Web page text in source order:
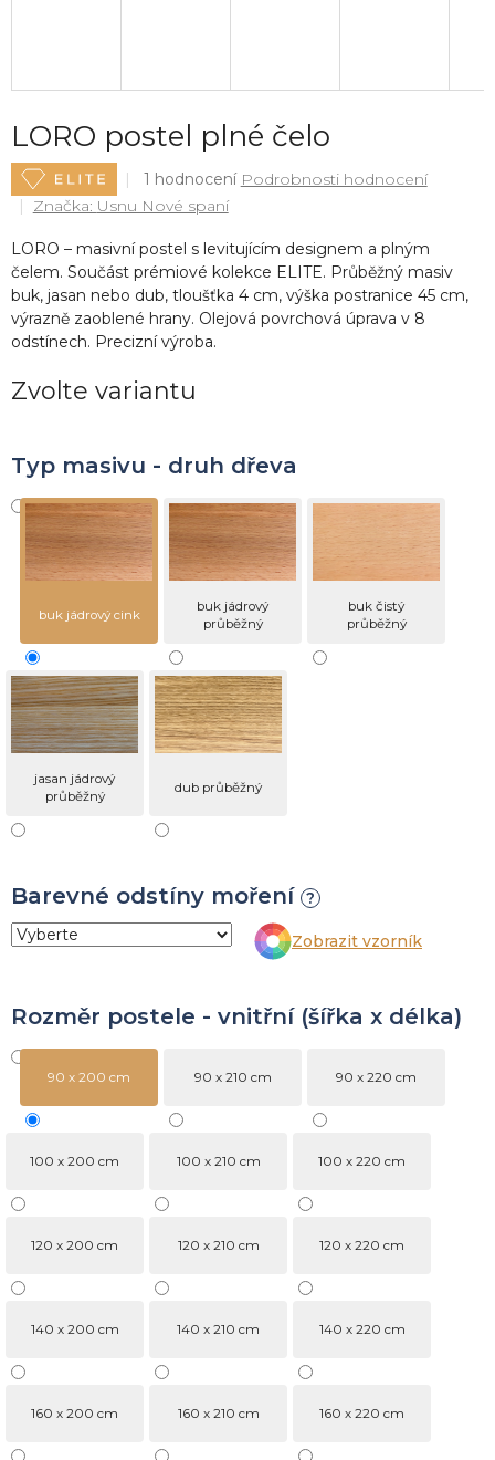
LORO postel plné čelo
Průměrné
hodnocení
produktu
je
5,0
z
5
hvězdiček.
1 hodnocení Podrobnosti hodnocení
Značka: Usnu Nové spaní
Zvolte variantu
Typ masivu - druh dřeva
buk jádrový cink
buk jádrový
průběžný
buk čistý
průběžný
jasan jádrový
průběžný
dub průběžný
Rozměr postele - vnitřní (šířka x délka)
90 x 200 cm 90 x 210 cm 90 x 220 cm
100 x 200 cm 100 x 210 cm 100 x 220 cm
120 x 200 cm 120 x 210 cm 120 x 220 cm
140 x 200 cm 140 x 210 cm 140 x 220 cm
160 x 200 cm 160 x 210 cm 160 x 220 cm
Barevné odstíny moření ?
Zobrazit vzorník
LORO – masivní postel s levitujícím designem a plným
čelem. Součást prémiové kolekce ELITE. Průběžný masiv
buk, jasan nebo dub, tloušťka 4 cm, výška postranice 45 cm,
výrazně zaoblené hrany. Olejová povrchová úprava v 8
odstínech. Precizní výroba.